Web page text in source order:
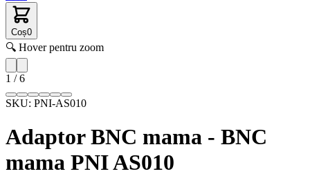
Coș0
🔍 Hover pentru zoom
1 /6
SKU: PNI-AS010
Adaptor BNC mama - BNC
mama PNI AS010